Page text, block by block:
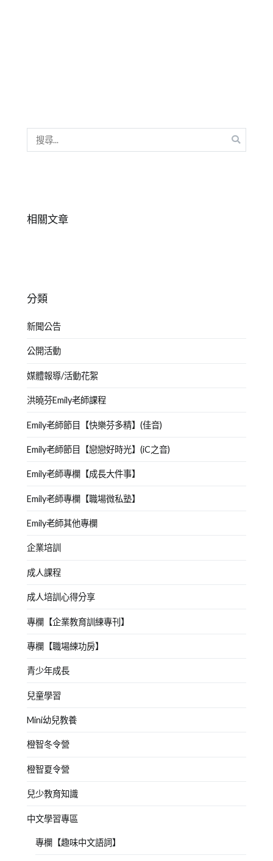
舞
尋
相關文章
分類
新聞公告
公開活動
媒體報導/活動花絮
洪曉芬Emily老師課程
Emily老師節目【快樂芬多精】(佳音)
Emily老師節目【戀戀好時光】(iC之音)
Emily老師專欄【成長大件事】
Emily老師專欄【職場微私塾】
Emily老師其他專欄
企業培訓
成人課程
成人培訓心得分享
專欄【企業教育訓練專刊】
專欄【職場練功房】
青少年成長
兒童學習
Mini幼兒教養
橙智冬令營
橙智夏令營
兒少教育知識
中文學習專區
專欄【趣味中文語詞】